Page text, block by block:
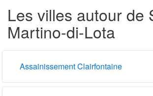
Les villes autour de
Martino-di-Lota
Assainissement Clairfontaine